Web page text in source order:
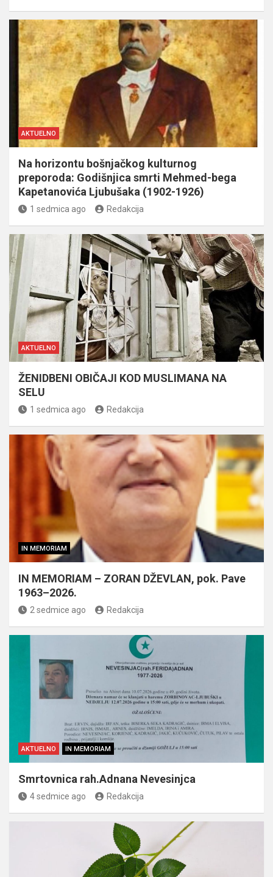
AKTUELNO
Na horizontu bošnjačkog kulturnog
preporoda: Godišnjica smrti Mehmed-bega
Kapetanovića Ljubušaka (1902-1926)
1 sedmica ago Redakcija
AKTUELNO
ŽENIDBENI OBIČAJI KOD MUSLIMANA NA
SELU
1 sedmica ago Redakcija
IN MEMORIAM
IN MEMORIAM – ZORAN DŽEVLAN, pok. Pave
1963–2026.
2 sedmice ago Redakcija
AKTUELNO IN MEMORIAM
Smrtovnica rah.Adnana Nevesinjca
4 sedmice ago Redakcija